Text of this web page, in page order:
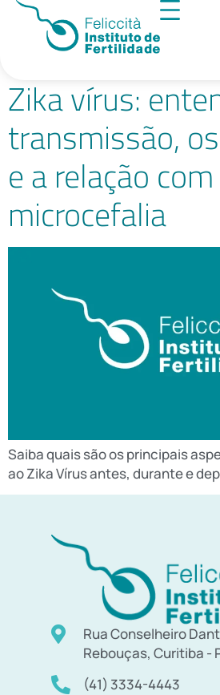
Tag:zika
Zika vírus:
transmissão,
e a relação com
microcefalia
Saiba quais são os principais
ao Zika Vírus antes, durante e
Rua Conselheiro
Rebouças, Curitiba -
(41) 3334-4443